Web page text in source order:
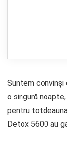
Suntem convinși
o singură
pentru
Detox 5600 au